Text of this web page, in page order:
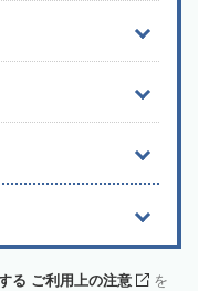
る ご利用上の注意
を